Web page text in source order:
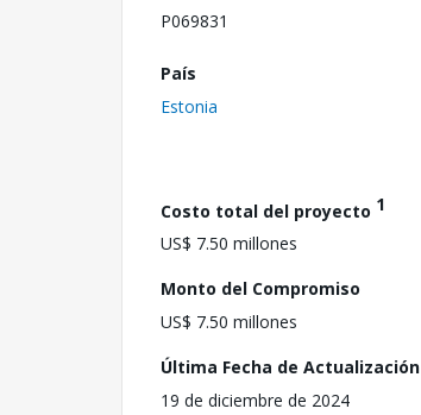
P069831
País
Estonia
Costo total del proyecto 1
US$ 7.50 millones
Monto del Compromiso
US$ 7.50 millones
Última Fecha de Actualización
19 de diciembre de 2024